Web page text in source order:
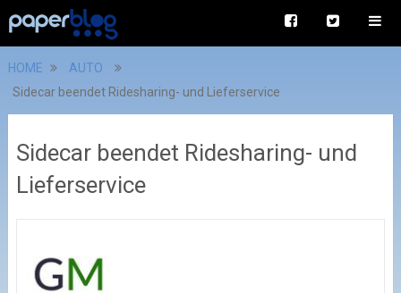
HOME
AUTO
Sidecar beendet Ridesharing- und Lieferservice
Sidecar beendet Ridesharing- und
Lieferservice